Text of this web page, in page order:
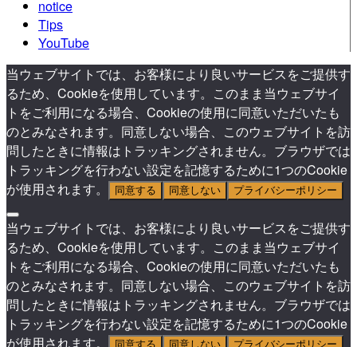
notice
Tips
YouTube
当ウェブサイトでは、お客様により良いサービスをご提供す
るため、Cookieを使用しています。このまま当ウェブサイ
トをご利用になる場合、Cookieの使用に同意いただいたも
のとみなされます。同意しない場合、このウェブサイトを訪
問したときに情報はトラッキングされません。ブラウザでは
トラッキングを行わない設定を記憶するために1つのCookie
が使用されます。
同意する 同意しない プライバシーポリシー
当ウェブサイトでは、お客様により良いサービスをご提供す
るため、Cookieを使用しています。このまま当ウェブサイ
トをご利用になる場合、Cookieの使用に同意いただいたも
のとみなされます。同意しない場合、このウェブサイトを訪
問したときに情報はトラッキングされません。ブラウザでは
トラッキングを行わない設定を記憶するために1つのCookie
が使用されます。
同意する 同意しない プライバシーポリシー